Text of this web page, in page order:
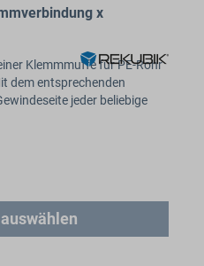
x
Klemmmuffe für PE-Rohr
dem entsprechenden
jeder beliebige